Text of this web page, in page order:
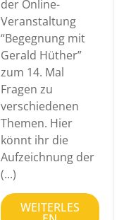
der Online-
Veranstaltung
“Begegnung mit
Gerald Hüther”
zum 14. Mal
Fragen zu
verschiedenen
Themen. Hier
könnt ihr die
Aufzeichnung der
(...)
WEITERLES